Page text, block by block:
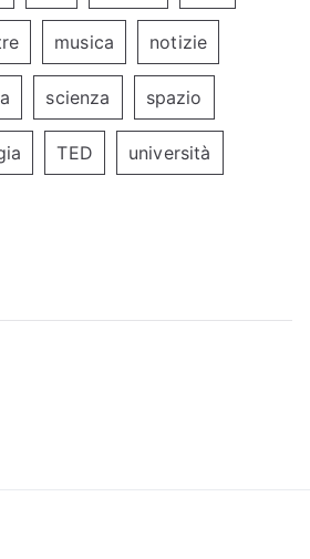
musica notizie
scienza spazio
TED università